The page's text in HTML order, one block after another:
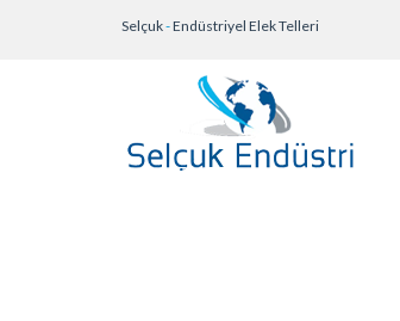
Selçuk-Endüstriyel Elek Telleri